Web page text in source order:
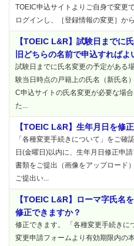
TOEIC申込サイトよりご自身で変更
ログインし、［登録情報の変更］か
【TOEIC L&R】試験日までに
旧どちらの名前で申込すればよ
試験日までに氏名変更の予定がある
験当日時点の戸籍上の氏名（新氏名
C申込サイトの氏名変更が必要な場
た...
【TOEIC L&R】生年月日を修
「各種変更手続きについて」をご確
日(金曜日)以内に、生年月日修正申
書類をご提出（画像をアップロード
ご提出い...
【TOEIC L&R】ローマ字氏名
修正できますか？
修正できます。 「各種変更手続きに
変更申請フォームより有効期限内の